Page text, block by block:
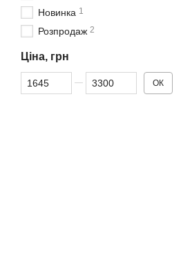
Новинка 1
Розпродаж 2
Ціна, грн
Від Ціна, грн
До Ціна, грн ОК